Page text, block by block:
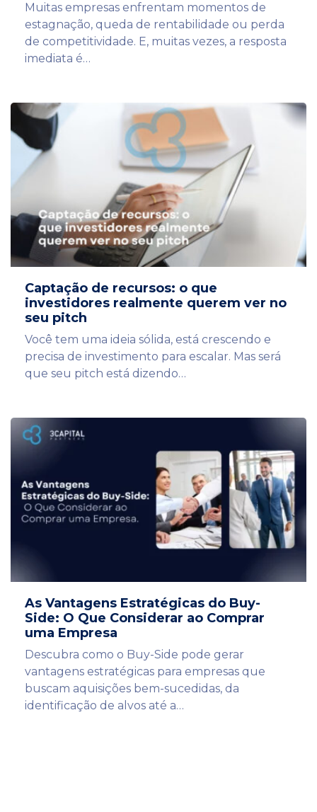
Muitas empresas enfrentam momentos de
estagnação, queda de rentabilidade ou perda
de competitividade. E, muitas vezes, a resposta
imediata é…
Captação de recursos: o que
investidores realmente querem ver no
seu pitch
Você tem uma ideia sólida, está crescendo e
precisa de investimento para escalar. Mas será
que seu pitch está dizendo…
As Vantagens Estratégicas do Buy-
Side: O Que Considerar ao Comprar
uma Empresa
Descubra como o Buy-Side pode gerar
vantagens estratégicas para empresas que
buscam aquisições bem-sucedidas, da
identificação de alvos até a…